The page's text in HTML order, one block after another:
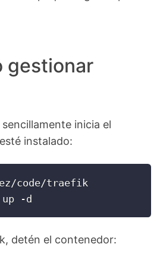
gestionar
inicia el
instalado:
code/traefik
up -d
detén el contenedor: